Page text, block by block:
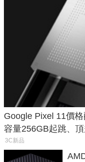
Google Pixel 11價
容量256GB起跳、
3C新品